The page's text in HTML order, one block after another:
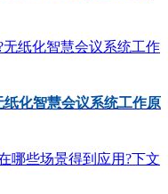
化智慧会议系统工作原